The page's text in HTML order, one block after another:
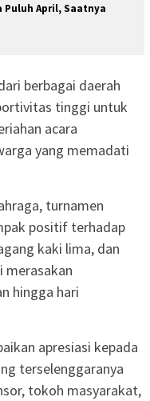
Puluh April, Saatnya
berbagai daerah
tinggi untuk
acara
yang memadati
turnamen
positif terhadap
kaki lima, dan
merasakan
hingga hari
apresiasi kepada
terselenggaranya
tokoh masyarakat,